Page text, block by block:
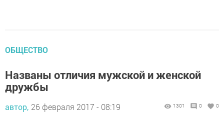
ОБЩЕСТВО
Названы отличия мужской и женской
дружбы
автор, 26 февраля 2017 - 08:19 1301 0 0